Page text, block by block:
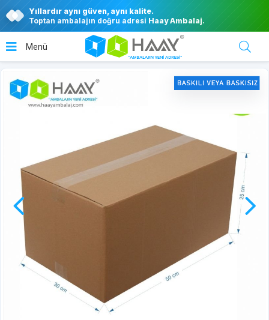
Yıllardır aynı güven, aynı kalite.
Toptan ambalajın doğru adresi Haay Ambalaj.